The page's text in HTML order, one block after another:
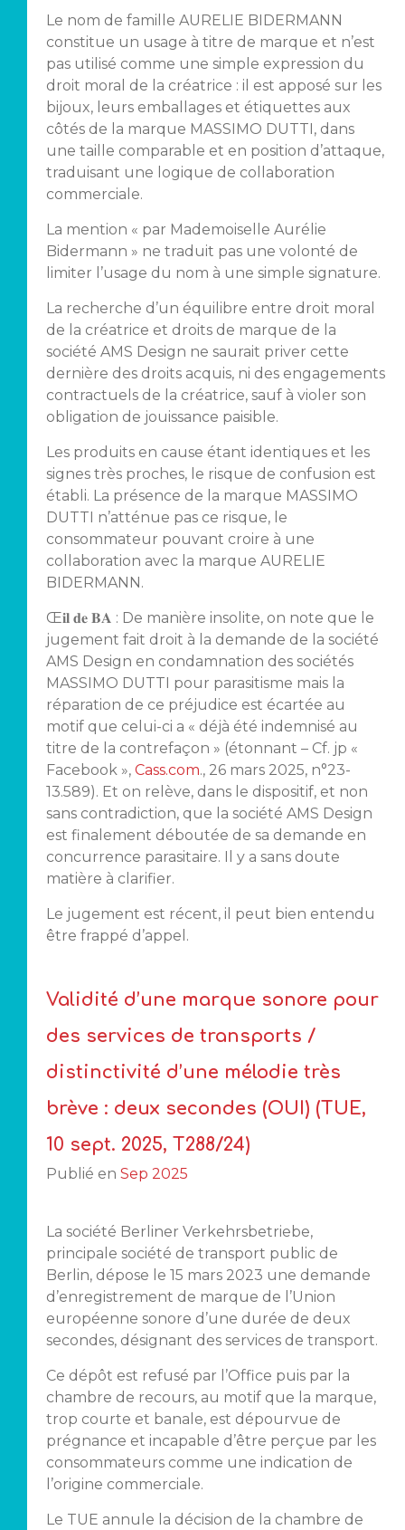
Le nom de famille AURELIE BIDERMANN
constitue un usage à titre de marque et n’est
pas utilisé comme une simple expression du
droit moral de la créatrice : il est apposé sur les
bijoux, leurs emballages et étiquettes aux
côtés de la marque MASSIMO DUTTI, dans
une taille comparable et en position d’attaque,
traduisant une logique de collaboration
commerciale.
La mention « par Mademoiselle Aurélie
Bidermann » ne traduit pas une volonté de
limiter l’usage du nom à une simple signature.
La recherche d’un équilibre entre droit moral
de la créatrice et droits de marque de la
société AMS Design ne saurait priver cette
dernière des droits acquis, ni des engagements
contractuels de la créatrice, sauf à violer son
obligation de jouissance paisible.
Les produits en cause étant identiques et les
signes très proches, le risque de confusion est
établi. La présence de la marque MASSIMO
DUTTI n’atténue pas ce risque, le
consommateur pouvant croire à une
collaboration avec la marque AURELIE
BIDERMANN.
Œ𝐢𝐥 𝐝𝐞 𝐁𝐀 : De manière insolite, on note que le
jugement fait droit à la demande de la société
AMS Design en condamnation des sociétés
MASSIMO DUTTI pour parasitisme mais la
réparation de ce préjudice est écartée au
motif que celui-ci a « déjà été indemnisé au
titre de la contrefaçon » (étonnant – Cf. jp «
Facebook », Cass.com., 26 mars 2025, n°23-
13.589). Et on relève, dans le dispositif, et non
sans contradiction, que la société AMS Design
est finalement déboutée de sa demande en
concurrence parasitaire. Il y a sans doute
matière à clarifier.
Le jugement est récent, il peut bien entendu
être frappé d’appel.
Validité d’une marque sonore pour
des services de transports /
distinctivité d’une mélodie très
brève : deux secondes (OUI) (TUE,
10 sept. 2025, T288/24)
Publié en Sep 2025
La société Berliner Verkehrsbetriebe,
principale société de transport public de
Berlin, dépose le 15 mars 2023 une demande
d’enregistrement de marque de l’Union
européenne sonore d’une durée de deux
secondes, désignant des services de transport.
Ce dépôt est refusé par l’Office puis par la
chambre de recours, au motif que la marque,
trop courte et banale, est dépourvue de
prégnance et incapable d’être perçue par les
consommateurs comme une indication de
l’origine commerciale.
Le TUE annule la décision de la chambre de